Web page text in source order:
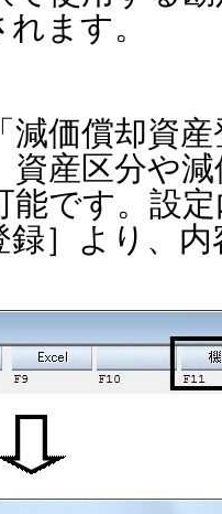
ます。
価償却資産
産区分や
能です。設
録］より、